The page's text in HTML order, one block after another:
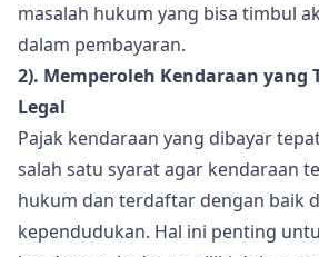
masalah hukum yang bisa timbul
dalam pembayaran.
2). Memperoleh Kendaraan yang
Legal
Pajak kendaraan yang dibayar
salah satu syarat agar kendaraan
hukum dan terdaftar dengan baik
kependudukan. Hal ini penting